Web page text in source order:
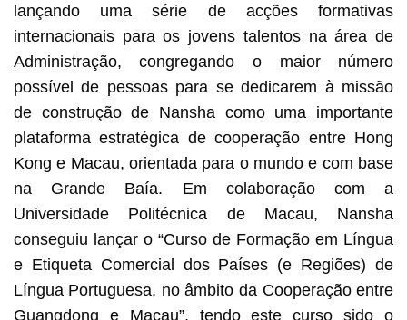
lançando uma série de acções formativas
internacionais para os jovens talentos na área de
Administração, congregando o maior número
possível de pessoas para se dedicarem à missão
de construção de Nansha como uma importante
plataforma estratégica de cooperação entre Hong
Kong e Macau, orientada para o mundo e com base
na Grande Baía. Em colaboração com a
Universidade Politécnica de Macau, Nansha
conseguiu lançar o “Curso de Formação em Língua
e Etiqueta Comercial dos Países (e Regiões) de
Língua Portuguesa, no âmbito da Cooperação entre
Guangdong e Macau”, tendo este curso sido o